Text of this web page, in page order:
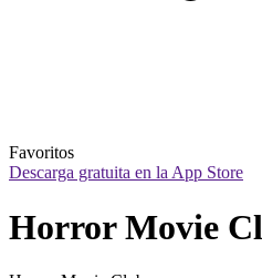
Favoritos
Descarga gratuita en la App Store
Horror Movie